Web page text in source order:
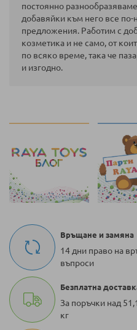
постоянно
добавяйки към него все по-
предложения. Работим с
козметика и не само, от
по всяко време, така че
и изгодно.
Връщане и замяна
14 дни право на
въпроси
Безплатна
За поръчки над
кг